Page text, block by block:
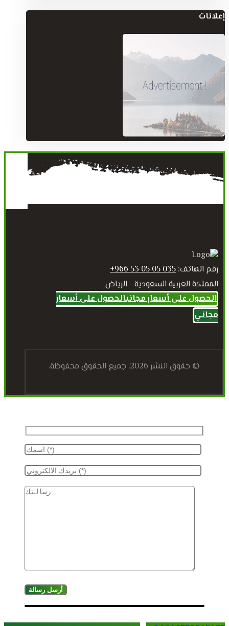
إعلانات
رقم الهاتف: 035 05 05 53 966+
المملكة العربية السعودية - الرياض
الحصول على أسعار مجانيالحصول على أسعار
مجاني
© حقوق النشر 2026. جميع الحقوق محفوظة.